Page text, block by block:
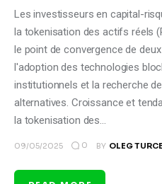
Les investisseurs en capital-
la tokenisation des actifs réels
le point de convergence de
l'adoption des technologies
institutionnels et la recherche
alternatives. Croissance et
la tokenisation des…
09/05/2025 0 BY OLEG